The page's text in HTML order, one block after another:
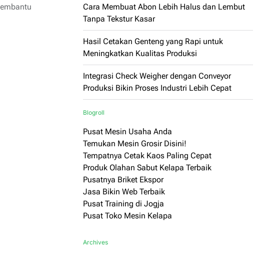
Cara Membuat Abon Lebih Halus dan Lembut
Tanpa Tekstur Kasar
Hasil Cetakan Genteng yang Rapi untuk
Meningkatkan Kualitas Produksi
Integrasi Check Weigher dengan Conveyor
Produksi Bikin Proses Industri Lebih Cepat
Blogroll
Pusat Mesin Usaha Anda
Temukan Mesin Grosir Disini!
Tempatnya Cetak Kaos Paling Cepat
Produk Olahan Sabut Kelapa Terbaik
Pusatnya Briket Ekspor
Jasa Bikin Web Terbaik
Pusat Training di Jogja
Pusat Toko Mesin Kelapa
Archives